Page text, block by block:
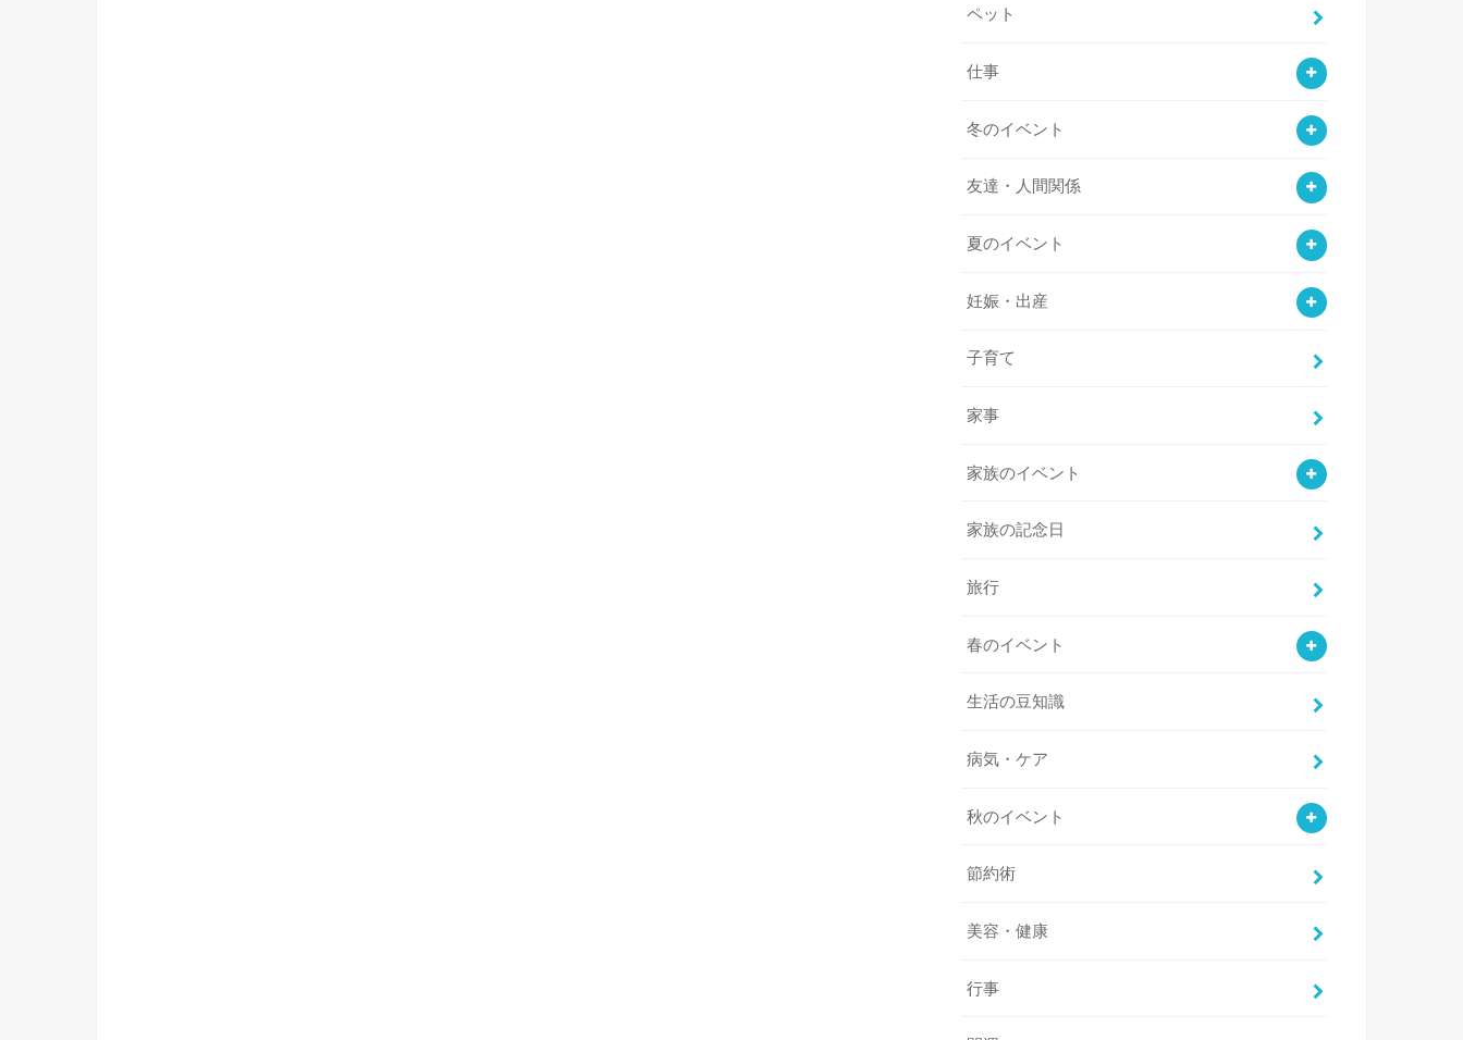
ペット
仕事
冬のイベント
友達・人間関係
夏のイベント
妊娠・出産
子育て
家事
家族のイベント
家族の記念日
旅行
春のイベント
生活の豆知識
病気・ケア
秋のイベント
節約術
美容・健康
行事